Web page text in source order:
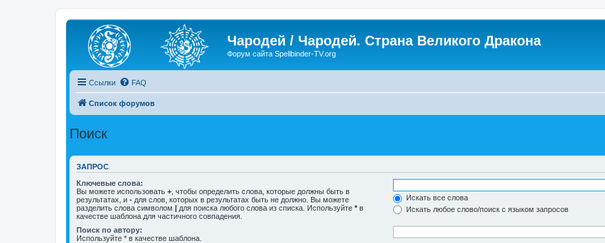
Чародей / Чародей. Страна Великого Дракона
Форум сайта Spellbinder-TV.org
Ссылки FAQ
Список форумов
Поиск
ЗАПРОС
Ключевые слова:
Вы можете использовать + , чтобы определить слова, которые должны быть в
результатах, и - для слов, которых в результатах быть не должно. Вы можете
разделить слова символом | для поиска любого слова из списка. Используйте * в
качестве шаблона для частичного совпадения.
Искать все слова
Искать любое слово/поиск с языком запросов
Поиск по автору:
Используйте * в качестве шаблона.